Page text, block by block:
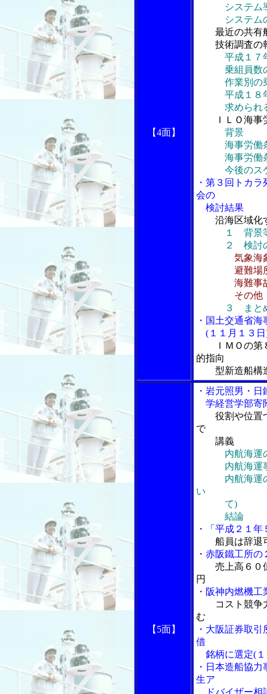
【4面】
システム導
システムの
最近の共有
技術調査の
平成１７
乗組員数
作業別の乗
平成１８年
求められる
ＩＬＯ海事
背景
海事労働条
海事労働条
今後のスケ
・第３回トカ
会の
検討結果
沿海区域化
１ 背景
２ 検討の
気象海
避難場所
海難事故の
その他
３ まと
・国土交通省
(１１月１３日
ＩＭＯの
的指向
型新造船構造
【5面】
・岩元照男・
学経営学部寄
役割や位置
で
講義
内航海運
内航海運事
内航海運の
い
て)
結論
・「平成２１
船員は辞退
・赤阪鐵工所
売上高６０
円
・阪神内燃機
コスト競争
む
・大阪証券取
借
銘柄に選定(１
・日本造船協
生ア
ドバイザー相